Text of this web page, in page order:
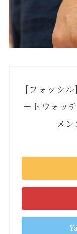
[フォッシ
ートウォッ
メ